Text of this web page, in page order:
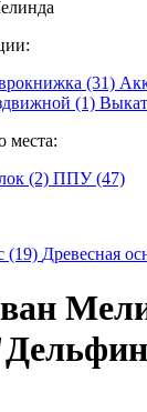
(31)
(1)
места:
(2) ППУ (47)
(19) Древесная